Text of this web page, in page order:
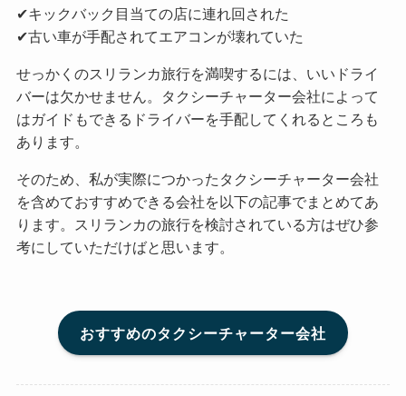
✔︎キックバック目当ての店に連れ回された
✔︎古い車が手配されてエアコンが壊れていた
せっかくのスリランカ旅行を満喫するには、いいドライ
バーは欠かせません。タクシーチャーター会社によって
はガイドもできるドライバーを手配してくれるところも
あります。
そのため、私が実際につかったタクシーチャーター会社
を含めておすすめできる会社を以下の記事でまとめてあ
ります。スリランカの旅行を検討されている方はぜひ参
考にしていただけばと思います。
おすすめのタクシーチャーター会社